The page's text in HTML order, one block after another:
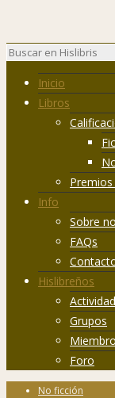
Inicio
Libros
Info
Sobre
FAQs
Hislibreños
Actividad
Grupos
Foro
No ficción